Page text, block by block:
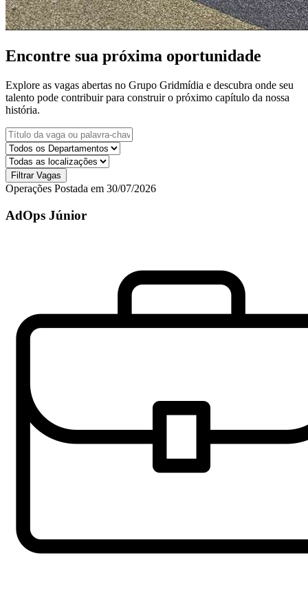
Encontre sua próxima oportunidade
Explore as vagas abertas no Grupo Gridmídia e descubra onde seu
talento pode contribuir para construir o próximo capítulo da nossa
história.
Filtrar Vagas
Operações Postada em 30/07/2026
AdOps Júnior